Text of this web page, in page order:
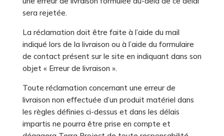
sera rejetée.
La réclamation doit être faite à l’aide du mail
indiqué lors de la livraison ou à l’aide du formulaire
de contact présent sur le site en indiquant dans son
objet « Erreur de livraison ».
Toute réclamation concernant une erreur de
livraison non effectuée d’un produit matériel dans
les règles définies ci-dessus et dans les délais
impartis ne pourra être prise en compte et